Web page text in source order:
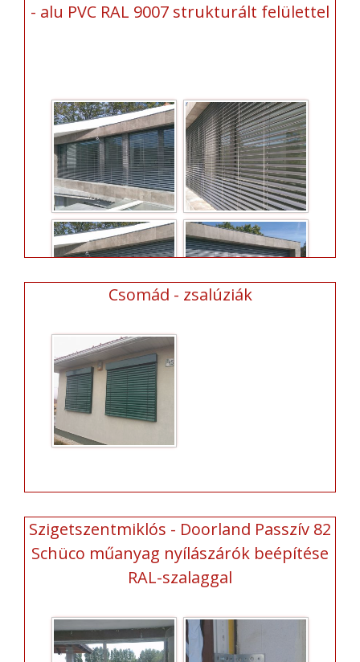
- alu PVC RAL 9007 strukturált felülettel
Csomád - zsalúziák
Szigetszentmiklós - Doorland Passzív 82
Schüco műanyag nyílászárók beépítése
RAL-szalaggal